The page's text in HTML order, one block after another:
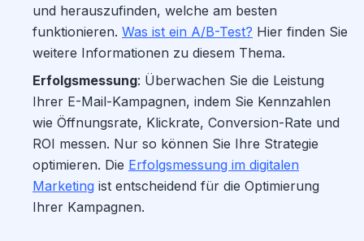
und herauszufinden, welche am besten
funktionieren. Was ist ein A/B-Test? Hier finden Sie
weitere Informationen zu diesem Thema.
Erfolgsmessung: Überwachen Sie die Leistung
Ihrer E-Mail-Kampagnen, indem Sie Kennzahlen
wie Öffnungsrate, Klickrate, Conversion-Rate und
ROI messen. Nur so können Sie Ihre Strategie
optimieren. Die Erfolgsmessung im digitalen
Marketing ist entscheidend für die Optimierung
Ihrer Kampagnen.